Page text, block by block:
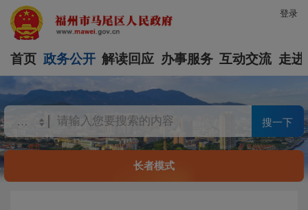
登录
首页 政务公开 解读回应 办事服务 互动交流 走进
搜一下
长者模式